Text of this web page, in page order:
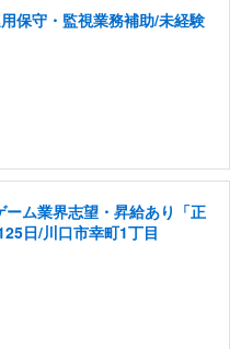
保守・監視業務補助/未経験
ム業界志望・昇給あり「正
日/川口市幸町1丁目